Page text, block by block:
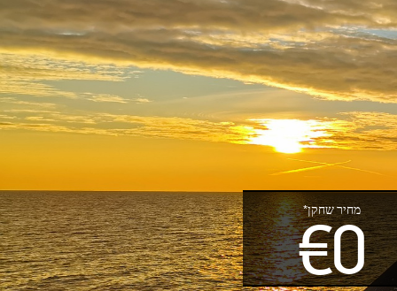
מחיר שחקן*
€0